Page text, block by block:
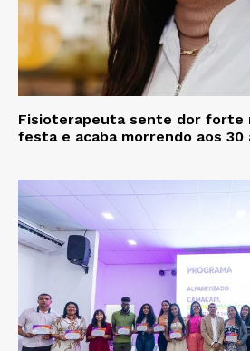
Fisioterapeuta sente dor forte
festa e acaba morrendo aos 30